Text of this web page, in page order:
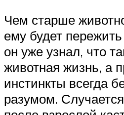
Чем старше
ему будет
он уже узнал, что
животная жизнь, а
инстинкты всегда
разумом.